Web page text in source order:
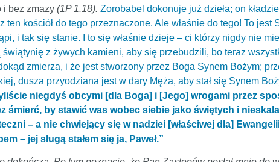
i bez zmazy (1P 1.18). Zorobabel dokonuje już dzieła; on
kościół do tego przeznaczone. Ale właśnie do tego! To jest
i tak się stanie. I to się właśnie dzieje – ci którzy nigdy nie
z żywych kamieni, aby się przebudzili, bo teraz
zmierza, i że jest stworzony przez Boga Synem Bożym;
dusza przyodziana jest w dary Męża, aby stał się Synem
niegdyś obcymi [dla Boga] i [Jego] wrogami przez
śmierć, by stawić was wobec siebie jako świętych i
– a nie chwiejący się w nadziei [właściwej dla]
– jej sługą stałem się ja, Paweł.”